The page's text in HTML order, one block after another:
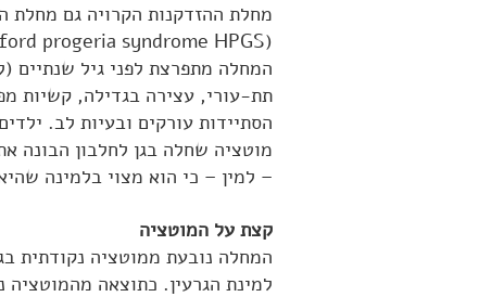
מחלת ההזדקנות הקרויה גם מחלת
המחלה מתפרצת לפני גיל שנתיים
תת-עורי, עצירה בגדילה, קשיות
מוטציה שחלה בגן לחלבון הבונה
– למין – כי הוא מצוי בלמינה
קצת על המוטציה